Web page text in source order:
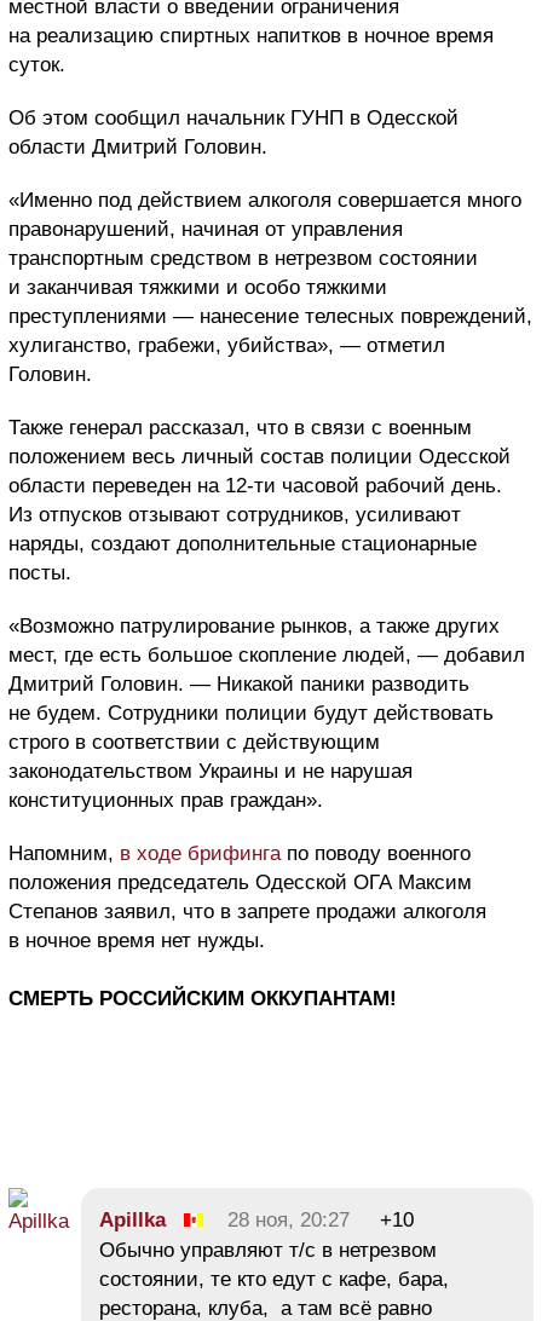
местной власти о введении ограничения
на реализацию спиртных напитков в ночное время
суток.
Об этом сообщил начальник ГУНП в Одесской
области Дмитрий Головин.
«Именно под действием алкоголя совершается много
правонарушений, начиная от управления
транспортным средством в нетрезвом состоянии
и заканчивая тяжкими и особо тяжкими
преступлениями — нанесение телесных повреждений,
хулиганство, грабежи, убийства», — отметил
Головин.
Также генерал рассказал, что в связи с военным
положением весь личный состав полиции Одесской
области переведен на 12-ти часовой рабочий день.
Из отпусков отзывают сотрудников, усиливают
наряды, создают дополнительные стационарные
посты.
«Возможно патрулирование рынков, а также других
мест, где есть большое скопление людей, — добавил
Дмитрий Головин. — Никакой паники разводить
не будем. Сотрудники полиции будут действовать
строго в соответствии с действующим
законодательством Украины и не нарушая
конституционных прав граждан».
Напомним, в ходе брифинга по поводу военного
положения председатель Одесской ОГА Максим
Степанов заявил, что в запрете продажи алкоголя
в ночное время нет нужды.
СМЕРТЬ РОССИЙСКИМ ОККУПАНТАМ!
Apillka 28 ноя, 20:27
+10
Обычно управляют т/с в нетрезвом
состоянии, те кто едут с кафе, бара,
ресторана, клуба, а там всё равно